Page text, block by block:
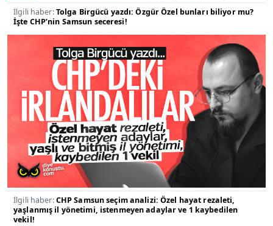
İlgili haber:Tolga Birgücü yazdı: Özgür Özel bunları biliyor mu?
İşte CHP’nin Samsun seceresi!
İlgili haber:CHP Samsun seçim analizi: Özel hayat rezaleti,
yaşlanmış il yönetimi, istenmeyen adaylar ve 1 kaybedilen
vekil!